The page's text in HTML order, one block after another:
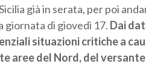
già in serata, per poi
giornata di giovedì 17. Dai
situazioni critiche a
aree del Nord, del